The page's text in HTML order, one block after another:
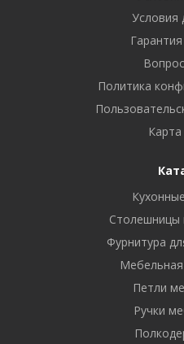
Условия
Политика
Столешницы
Фурнитура
Петли
Ручки